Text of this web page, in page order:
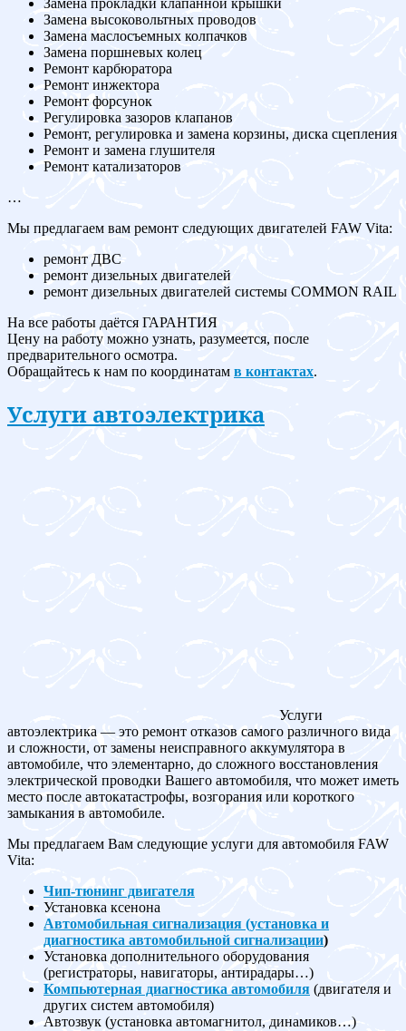
Замена прокладки клапанной крышки
Замена высоковольтных проводов
Замена маслосъемных колпачков
Замена поршневых колец
Ремонт карбюратора
Ремонт инжектора
Ремонт форсунок
Регулировка зазоров клапанов
Ремонт, регулировка и замена корзины, диска сцепления
Ремонт и замена глушителя
Ремонт катализаторов
…
Мы предлагаем вам ремонт следующих двигателей FAW Vita:
ремонт ДВС
ремонт дизельных двигателей
ремонт дизельных двигателей системы COMMON RAIL
На все работы даётся ГАРАНТИЯ
Цену на работу можно узнать, разумеется, после
предварительного осмотра.
Обращайтесь к нам по координатам в контактах.
Услуги автоэлектрика
Услуги
автоэлектрика — это ремонт отказов самого различного вида
и сложности, от замены неисправного аккумулятора в
автомобиле, что элементарно, до сложного восстановления
электрической проводки Вашего автомобиля, что может иметь
место после автокатастрофы, возгорания или короткого
замыкания в автомобиле.
Мы предлагаем Вам следующие услуги для автомобиля FAW
Vita:
Чип-тюнинг двигателя
Установка ксенона
Автомобильная сигнализация (установка и
диагностика автомобильной сигнализации)
Установка дополнительного оборудования
(регистраторы, навигаторы, антирадары…)
Компьютерная диагностика автомобиля (двигателя и
других систем автомобиля)
Автозвук (установка автомагнитол, динамиков…)